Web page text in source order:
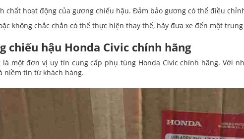
chất hoạt động của gương chiếu hậu. Đảm bảo gương có thể điều
không chắc chắn có thể thực hiện thay thế, hãy đưa xe đến một
chiếu hậu Honda Civic chính hãng
là một đơn vị uy tín cung cấp phụ tùng Honda Civic chính hãng. Với
niềm tin từ khách hàng.